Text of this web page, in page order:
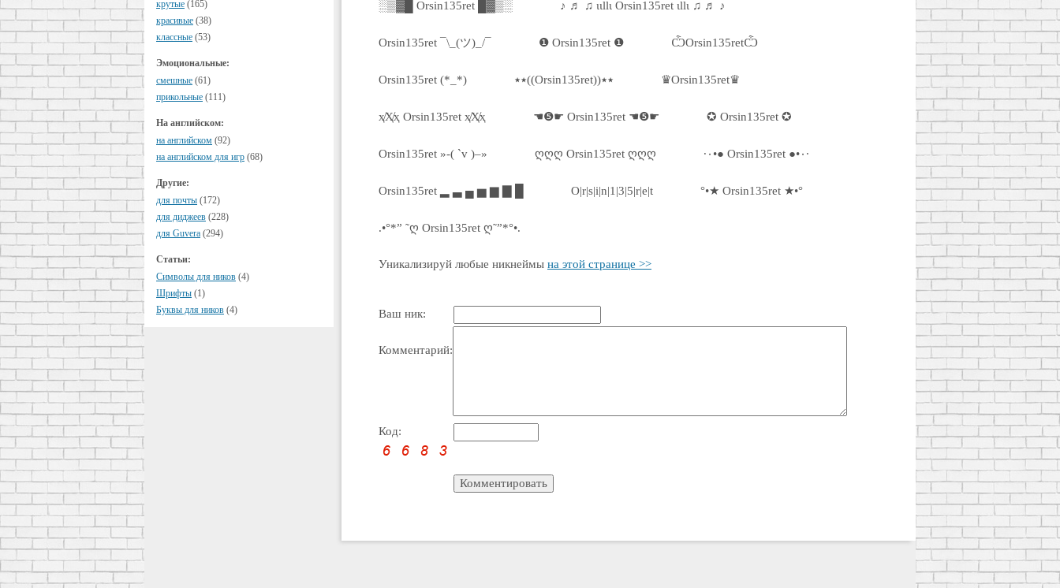
крутые (165)
красивые (38)
классные (53)
Эмоциональные:
смешные (61)
прикольные (111)
На английском:
на английском (92)
на английском для игр (68)
Другие:
для почты (172)
для диджеев (228)
для Guvera (294)
Статьи:
Символы для ников (4)
Шрифты (1)
Буквы для ников (4)
░▒▓█ Orsin135ret █▓▒░ ♪ ♬ ♫ ιιllι Orsin135ret ιllι ♫ ♬ ♪
Orsin135ret ¯\_(ツ)_/¯ ❶ Orsin135ret ❶ ѼOrsin135retѼ
Orsin135ret (*_*) ٭٭((Orsin135ret))٭٭ ♛Orsin135ret♛
ҳ̸Ҳ̸ҳ Orsin135ret ҳ̸Ҳ̸ҳ ☚❺☛ Orsin135ret ☚❺☛ ✪ Orsin135ret ✪
Orsin135ret »-( `v )–» ღღღ Orsin135ret ღღღ ·٠•● Orsin135ret ●•٠·
Orsin135ret ▂ ▃ ▄ ▅ ▆ ▇ █ O|r|s|i|n|1|3|5|r|e|t °•★ Orsin135ret ★•°
.•°*” ˜ღ Orsin135ret ღ˜”*°•.
Уникализируй любые никнеймы на этой странице >>
Ваш ник:
Комментарий:
Код: